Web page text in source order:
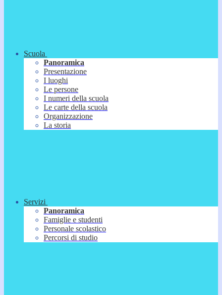
Scuola
Panoramica
Presentazione
I luoghi
Le persone
I numeri della scuola
Le carte della scuola
Organizzazione
La storia
Servizi
Panoramica
Famiglie e studenti
Personale scolastico
Percorsi di studio